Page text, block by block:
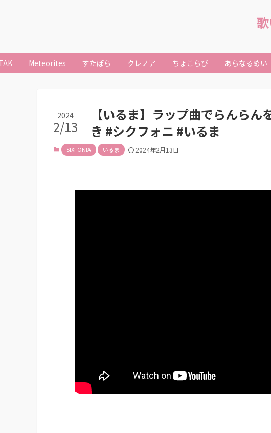
Meteorites すたぽら クレノア ちょこらび あらなるめい
【いるま】ラップ曲でらんら
き #シクフォニ #いるま
2024
2/13
SIXFONIA いるま 2024年2月13日